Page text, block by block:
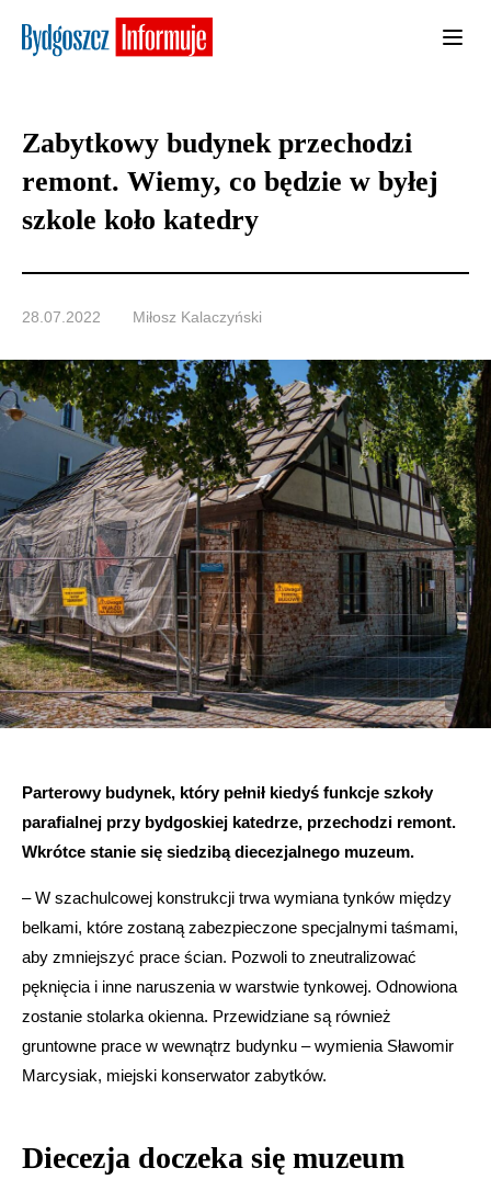
Zabytkowy budynek przechodzi
remont. Wiemy, co będzie w byłej
szkole koło katedry
28.07.2022 Miłosz Kalaczyński
Parterowy budynek, który pełnił kiedyś funkcje szkoły
parafialnej przy bydgoskiej katedrze, przechodzi remont.
Wkrótce stanie się siedzibą diecezjalnego muzeum.
– W szachulcowej konstrukcji trwa wymiana tynków między
belkami, które zostaną zabezpieczone specjalnymi taśmami,
aby zmniejszyć prace ścian. Pozwoli to zneutralizować
pęknięcia i inne naruszenia w warstwie tynkowej. Odnowiona
zostanie stolarka okienna. Przewidziane są również
gruntowne prace w wewnątrz budynku – wymienia Sławomir
Marcysiak, miejski konserwator zabytków.
Diecezja doczeka się muzeum